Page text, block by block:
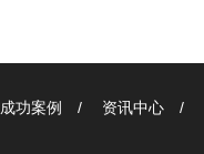
成功案例 / 资讯中心 /